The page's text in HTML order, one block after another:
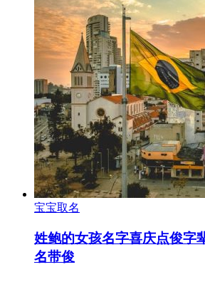
宝宝取名
姓鲍的女孩名字喜庆点俊字
名带俊